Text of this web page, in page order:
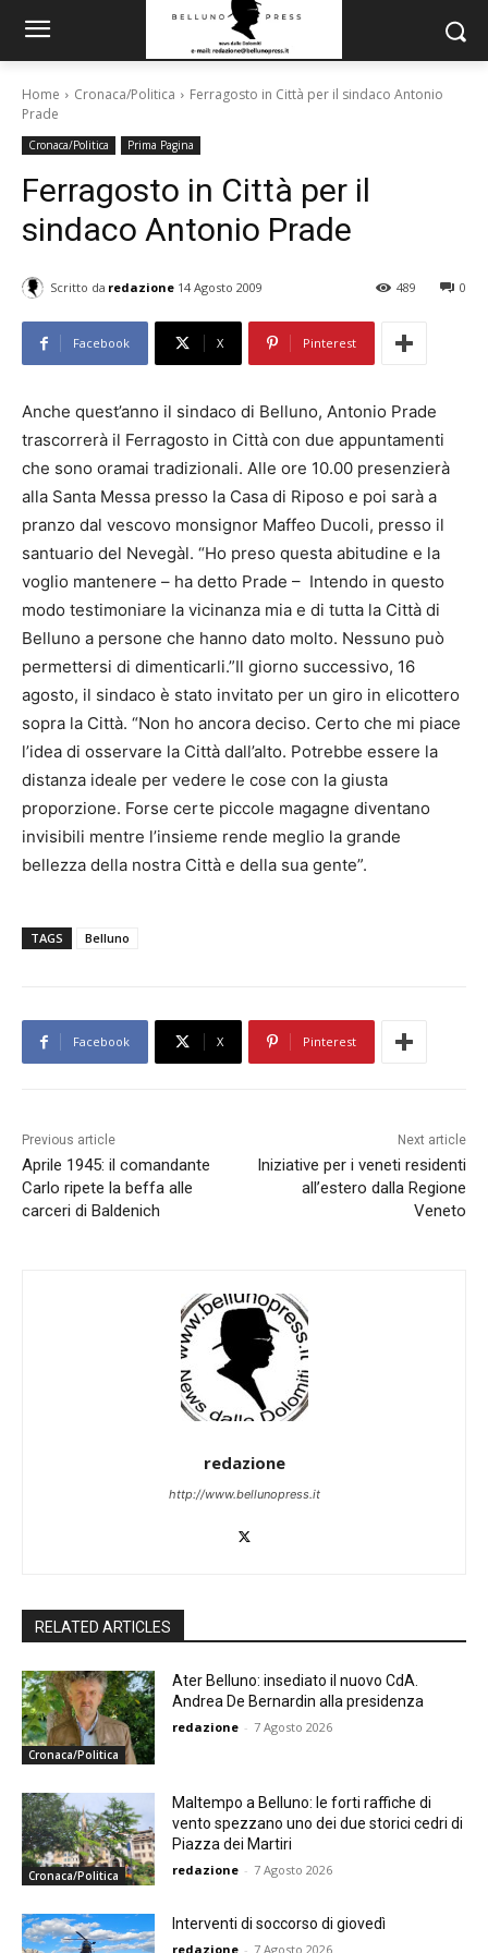
Home Cronaca/Politica
Ferragosto in Città per il sindaco Antonio
Prade
Cronaca/Politica Prima Pagina
Ferragosto in Città per il
sindaco Antonio Prade
Scritto da redazione 14 Agosto 2009 0
489
Facebook X Pinterest
Anche quest’anno il sindaco di Belluno, Antonio Prade
trascorrerà il Ferragosto in Città con due appuntamenti
che sono oramai tradizionali. Alle ore 10.00 presenzierà
alla Santa Messa presso la Casa di Riposo e poi sarà a
pranzo dal vescovo monsignor Maffeo Ducoli, presso il
santuario del Nevegàl. “Ho preso questa abitudine e la
voglio mantenere – ha detto Prade – Intendo in questo
modo testimoniare la vicinanza mia e di tutta la Città di
Belluno a persone che hanno dato molto. Nessuno può
permettersi di dimenticarli.”Il giorno successivo, 16
agosto, il sindaco è stato invitato per un giro in elicottero
sopra la Città. “Non ho ancora deciso. Certo che mi piace
l’idea di osservare la Città dall’alto. Potrebbe essere la
distanza ideale per vedere le cose con la giusta
proporzione. Forse certe piccole magagne diventano
invisibili mentre l’insieme rende meglio la grande
bellezza della nostra Città e della sua gente”.
TAGS Belluno
Facebook X Pinterest
Previous article
Aprile 1945: il comandante
Carlo ripete la beffa alle
carceri di Baldenich
Next article
Iniziative per i veneti residenti
all’estero dalla Regione
Veneto
redazione
http://www.bellunopress.it
RELATED ARTICLES
Cronaca/Politica
Ater Belluno: insediato il nuovo CdA.
Andrea De Bernardin alla presidenza
redazione - 7 Agosto 2026
Cronaca/Politica
Maltempo a Belluno: le forti raffiche di
vento spezzano uno dei due storici cedri di
Piazza dei Martiri
redazione - 7 Agosto 2026
Interventi di soccorso di giovedì
redazione - 7 Agosto 2026